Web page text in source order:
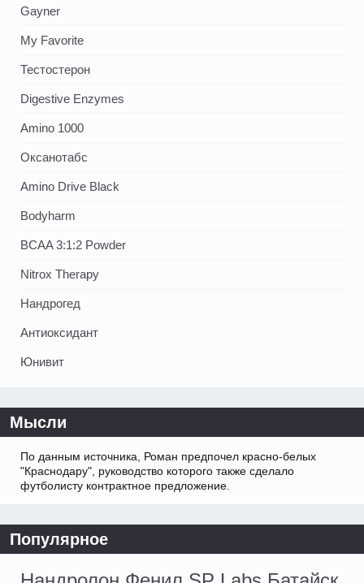
Gayner
My Favorite
Тестостерон
Digestive Enzymes
Amino 1000
Оксанотабс
Amino Drive Black
Bodyharm
BCAA 3:1:2 Powder
Nitrox Therapy
Нандрогед
Антиоксидант
Юнивит
Мысли
По данным источника, Роман предпочел красно-белых
"Краснодару", руководство которого также сделало
футболисту контрактное предложение.
Популярное